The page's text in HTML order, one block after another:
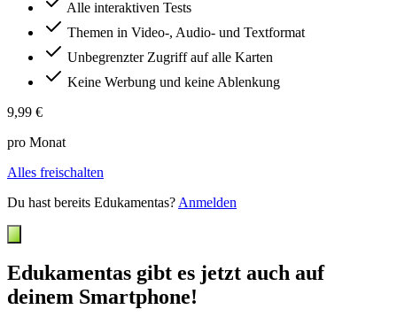
Alle interaktiven Tests
Themen in Video-, Audio- und Textformat
Unbegrenzter Zugriff auf alle Karten
Keine Werbung und keine Ablenkung
9,99 €
pro Monat
Alles freischalten
Du hast bereits Edukamentas? Anmelden
Edukamentas gibt es jetzt auch auf
deinem Smartphone!